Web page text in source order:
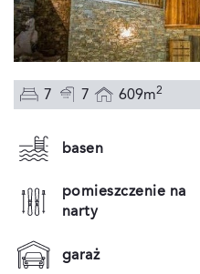
7 7 609m2
basen
pomieszczenie na
narty
garaż